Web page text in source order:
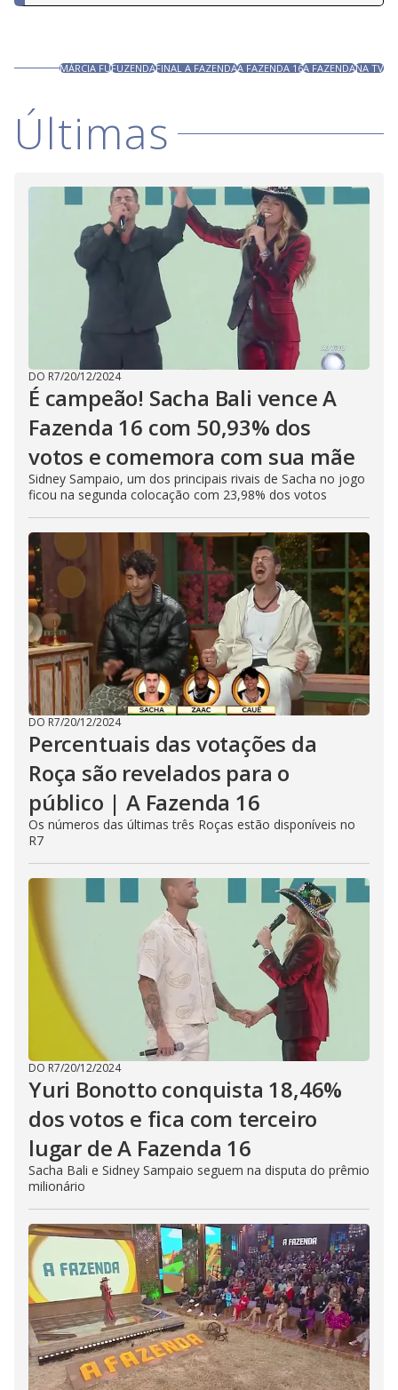
MÁRCIA FUFUZENDAFINAL A FAZENDAA FAZENDA 16A FAZENDANA TV
Últimas
DO R7/20/12/2024
É campeão! Sacha Bali vence A
Fazenda 16 com 50,93% dos
votos e comemora com sua mãe
Sidney Sampaio, um dos principais rivais de Sacha no jogo
ficou na segunda colocação com 23,98% dos votos
DO R7/20/12/2024
Percentuais das votações da
Roça são revelados para o
público | A Fazenda 16
Os números das últimas três Roças estão disponíveis no
R7
DO R7/20/12/2024
Yuri Bonotto conquista 18,46%
dos votos e fica com terceiro
lugar de A Fazenda 16
Sacha Bali e Sidney Sampaio seguem na disputa do prêmio
milionário